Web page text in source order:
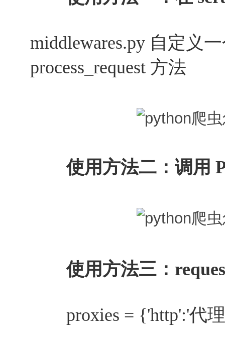
middlewares.py 自定义
process_request 方法
使用方法二：调用
使用方法三：
proxies = {'http':'代